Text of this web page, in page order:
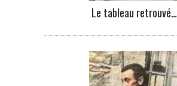
Le tableau retrouvé…